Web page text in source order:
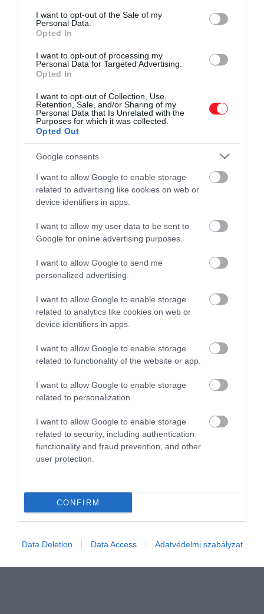
consent section.
I want to opt-out of the Sale of my
Personal Data.
Opted In
I want to opt-out of processing my
Personal Data for Targeted Advertising.
Opted In
I want to opt-out of Collection, Use,
Retention, Sale, and/or Sharing of my
Personal Data that Is Unrelated with the
Purposes for which it was collected.
Opted Out
Google consents
I want to allow Google to enable storage
related to advertising like cookies on web or
device identifiers in apps.
I want to allow my user data to be sent to
Google for online advertising purposes.
I want to allow Google to send me
personalized advertising.
I want to allow Google to enable storage
related to analytics like cookies on web or
device identifiers in apps.
I want to allow Google to enable storage
related to functionality of the website or app.
I want to allow Google to enable storage
related to personalization.
I want to allow Google to enable storage
related to security, including authentication
functionality and fraud prevention, and other
user protection.
CONFIRM
Data Deletion Data Access Adatvédelmi szabályzat
Charlie Chaplint a filmtörténet egyik
legismertebb alakjaként tartjuk számon: a
szegénységből indult londoni fiúból
néhány év alatt a némafilm első globális
szupersztárja lett. Hollywood sokáig
politikai gyanakvás és hatósági
megfigyelés kereszttüzébe került.
2026. MÁJUS 23. ● OLÁH-BEBESI BORBÁLA
A komédia királyából
közellenség lett: így fordult
Amerika…
OLÁH-BEBESI BORBÁLA